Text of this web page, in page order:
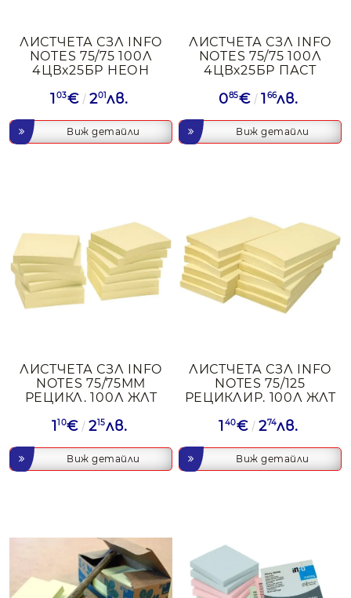
ЛИСТЧЕТА СЗЛ INFO
NOTES 75/75 100Л
4ЦВх25БР НЕОН
1 03€ 201лв.
Виж детайли
ЛИСТЧЕТА СЗЛ INFO
NOTES 75/75 100Л
4ЦВх25БР ПАСТ
085€ 1 66лв.
Виж детайли
ЛИСТЧЕТА СЗЛ INFO
NOTES 75/75ММ
РЕЦИКЛ. 100Л ЖЛТ
110€ 215лв.
Виж детайли
ЛИСТЧЕТА СЗЛ INFO
NOTES 75/125
РЕЦИКЛИР. 100Л ЖЛТ
140€ 274лв.
Виж детайли